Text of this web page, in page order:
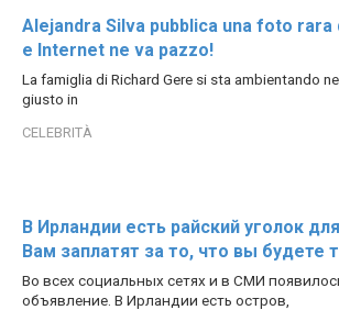
Alejandra Silva pubblica una foto rara
e Internet ne va pazzo!
La famiglia di Richard Gere si sta ambientando
giusto in
CELEBRITÀ
В Ирландии есть райский уголок
Вам заплатят за то, что вы будете
Во всех социальных сетях и в СМИ
объявление. В Ирландии есть остров,